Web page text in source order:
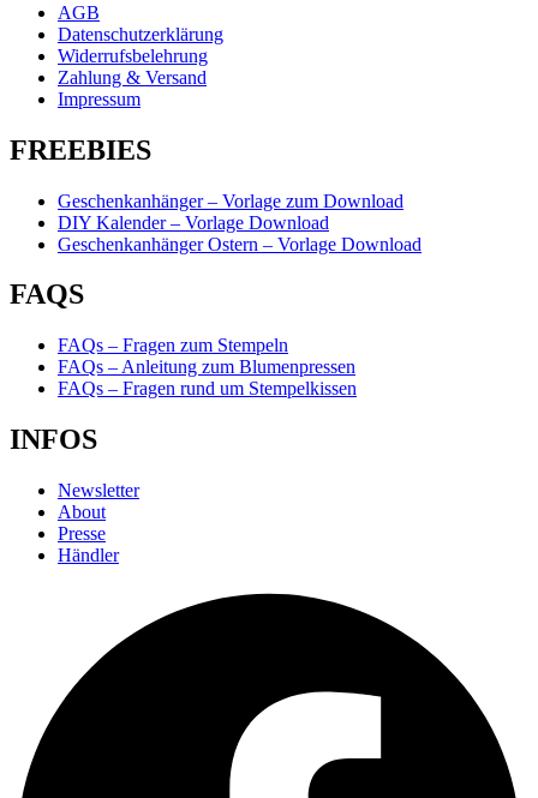
AGB
Datenschutzerklärung
Widerrufsbelehrung
Zahlung & Versand
Impressum
FREEBIES
Geschenkanhänger – Vorlage zum Download
DIY Kalender – Vorlage Download
Geschenkanhänger Ostern – Vorlage Download
FAQS
FAQs – Fragen zum Stempeln
FAQs – Anleitung zum Blumenpressen
FAQs – Fragen rund um Stempelkissen
INFOS
Newsletter
About
Presse
Händler